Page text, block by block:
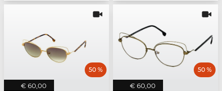
€ 60,00
50 %
€ 60,00
50 %